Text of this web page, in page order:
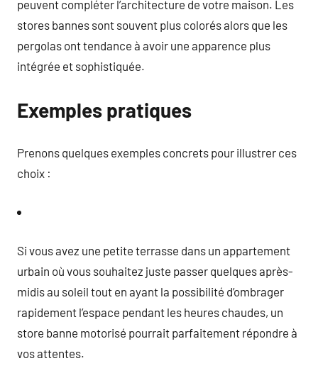
peuvent compléter l’architecture de votre maison. Les
stores bannes sont souvent plus colorés alors que les
pergolas ont tendance à avoir une apparence plus
intégrée et sophistiquée.
Exemples pratiques
Prenons quelques exemples concrets pour illustrer ces
choix :
Si vous avez une petite terrasse dans un appartement
urbain où vous souhaitez juste passer quelques après-
midis au soleil tout en ayant la possibilité d’ombrager
rapidement l’espace pendant les heures chaudes, un
store banne motorisé pourrait parfaitement répondre à
vos attentes.